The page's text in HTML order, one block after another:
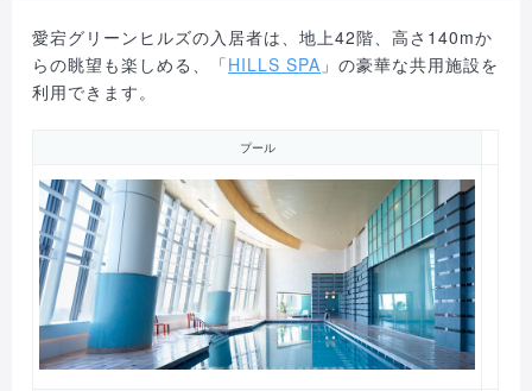
愛宕グリーンヒルズの入居者は、地上42階、高さ140mか
らの眺望も楽しめる、「HILLS SPA 」の豪華な共用施設を
利用できます。
プール